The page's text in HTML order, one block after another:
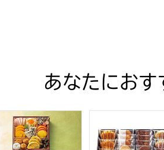
あなたにおす
段重「饗宴」(きょうえん)【4〜5
ップバリュ 和風三段重「慶」(よろ
ファクトリーシ